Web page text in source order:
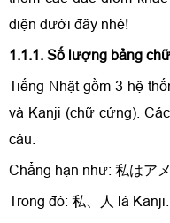
diện dưới đây nhé!
1.1.1. Số lượng bảng
Tiếng Nhật gồm 3 hệ
và Kanji (chữ cứng).
câu.
Chẳng hạn như: 私はア
Trong đó: 私、人 là Kanji.